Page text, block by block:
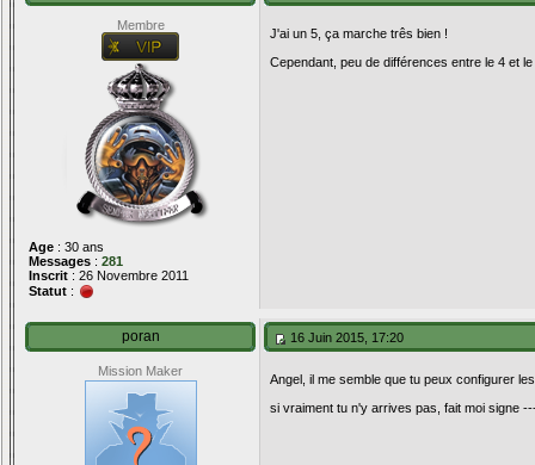
Membre
Age : 30 ans
Messages : 281
Inscrit : 26 Novembre 2011
Statut :
J'ai un 5, ça marche três bien !
Cependant, peu de différences entre le 4 et
poran
Mission Maker
16 Juin 2015, 17:20
Angel, il me semble que tu peux configurer
si vraiment tu n'y arrives pas, fait moi signe